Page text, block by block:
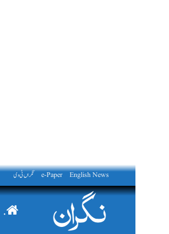
English News
e-Paper نگراں ٹی وی
.